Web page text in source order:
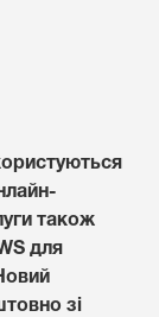
також
для
зі